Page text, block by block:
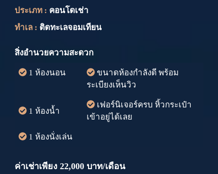
ประเภท : คอนโดเช่า
ทำเล : ติดทะเลจอมเทียน
สิ่งอำนวยความสะดวก
1 ห้องนอน
ขนาดห้องกำลังดี พร้อม
ระเบียงเห็นวิว
1 ห้องน้ำ
เฟอร์นิเจอร์ครบ หิ้วกระเป๋า
เข้าอยู่ได้เลย
1 ห้องนั่งเล่น
ค่าเช่าเพียง 22,000 บาท/เดือน